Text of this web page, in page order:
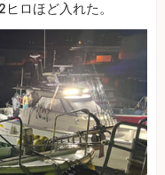
ロほど入れた。